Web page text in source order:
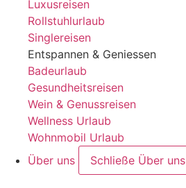
Luxusreisen
Rollstuhlurlaub
Singlereisen
Entspannen & Geniessen
Badeurlaub
Gesundheitsreisen
Wein & Genussreisen
Wellness Urlaub
Wohnmobil Urlaub
Über uns
Schließe Über uns